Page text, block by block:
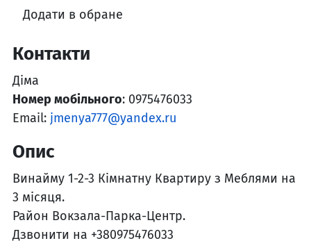
Додати в обране
Контакти
Діма
Номер мобільного: 0975476033
Email: jmenya777@yandex.ru
Опис
Винайму 1-2-3 Кімнатну Квартиру з Меблями на
3 місяця.
Район Вокзала-Парка-Центр.
Дзвонити на +380975476033